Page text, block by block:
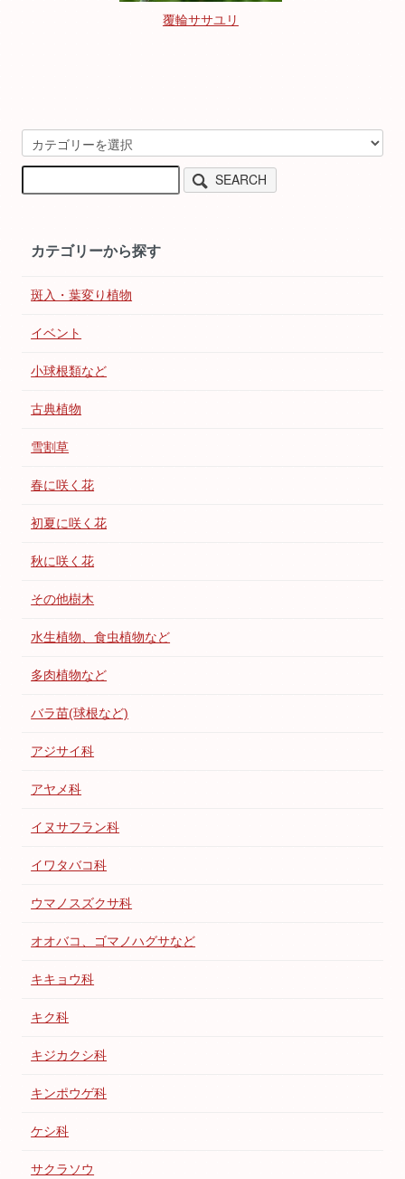
覆輪ササユリ
SEARCH
カテゴリーから探す
斑入・葉変り植物
イベント
小球根類など
古典植物
雪割草
春に咲く花
初夏に咲く花
秋に咲く花
その他樹木
水生植物、食虫植物など
多肉植物など
バラ苗(球根など)
アジサイ科
アヤメ科
イヌサフラン科
イワタバコ科
ウマノスズクサ科
オオバコ、ゴマノハグサなど
キキョウ科
キク科
キジカクシ科
キンポウゲ科
ケシ科
サクラソウ